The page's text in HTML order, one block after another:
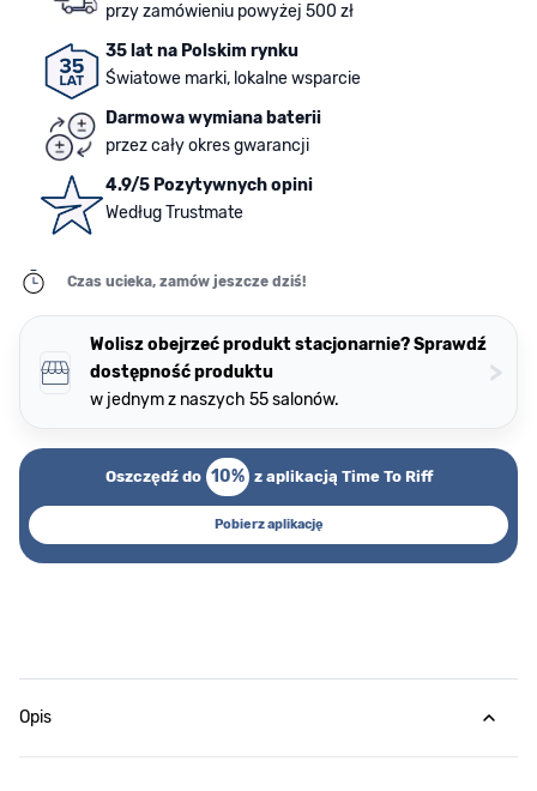
przy zamówieniu powyżej 500 zł
35 lat na Polskim rynku
Światowe marki, lokalne wsparcie
Darmowa wymiana baterii
przez cały okres gwarancji
4.9/5 Pozytywnych opini
Według Trustmate
Czas ucieka, zamów jeszcze dziś!
Wolisz obejrzeć produkt stacjonarnie? Sprawdź
dostępność produktu
w jednym z naszych 55 salonów.
>
Oszczędź do 10% z aplikacją Time To Riff
Pobierz aplikację
Opis